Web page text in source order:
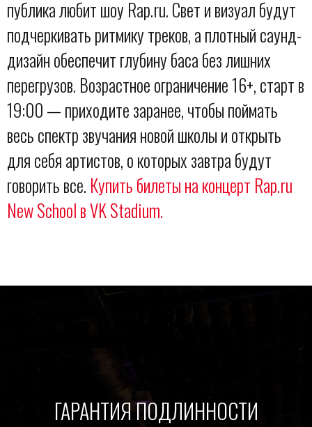
публика любит шоу Rap.ru. Свет и визуал будут
подчеркивать ритмику треков, а плотный саунд-
дизайн обеспечит глубину баса без лишних
перегрузов. Возрастное ограничение 16+, старт в
19:00 — приходите заранее, чтобы поймать
весь спектр звучания новой школы и открыть
для себя артистов, о которых завтра будут
говорить все. Купить билеты на концерт Rap.ru
New School в VK Stadium.
ГАРАНТИЯ ПОДЛИННОСТИ